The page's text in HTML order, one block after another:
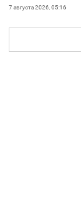
7 августа 2026, 05:16